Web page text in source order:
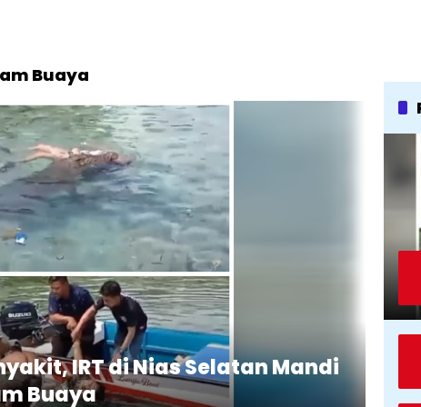
Buaya
IRT di Nias Selatan Mandi
Buaya